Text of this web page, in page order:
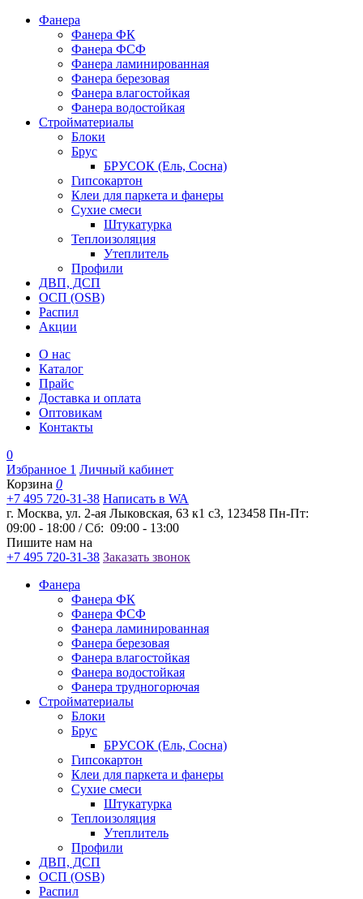
Фанера
Фанера ФК
Фанера ФСФ
Фанера ламинированная
Фанера березовая
Фанера влагостойкая
Фанера водостойкая
Стройматериалы
Блоки
Брус
БРУСОК (Ель, Сосна)
Гипсокартон
Клеи для паркета и фанеры
Сухие смеси
Штукатурка
Теплоизоляция
Утеплитель
Профили
ДВП, ДСП
ОСП (OSB)
Распил
Акции
О нас
Каталог
Прайс
Доставка и оплата
Оптовикам
Контакты
0
Избранное 1 Личный кабинет
Корзина 0
+7 495 720-31-38 Написать в WA
г. Москва, ул. 2-ая Лыковская, 63 к1 с3, 123458 Пн-Пт:
09:00 - 18:00 / Сб: 09:00 - 13:00
Пишите нам на
+7 495 720-31-38 Заказать звонок
Фанера
Фанера ФК
Фанера ФСФ
Фанера ламинированная
Фанера березовая
Фанера влагостойкая
Фанера водостойкая
Фанера трудногорючая
Стройматериалы
Блоки
Брус
БРУСОК (Ель, Сосна)
Гипсокартон
Клеи для паркета и фанеры
Сухие смеси
Штукатурка
Теплоизоляция
Утеплитель
Профили
ДВП, ДСП
ОСП (OSB)
Распил